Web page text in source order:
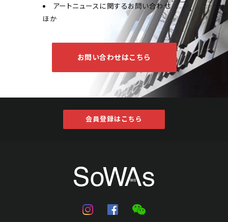
アートニュースに関するお問い合わせ
ほか
お問い合わせはこちら
会員登録はこちら